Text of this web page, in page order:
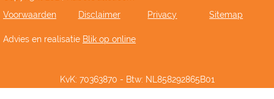
Voorwaarden
Disclaimer Privacy Sitemap
Advies en realisatie Blik op online
KvK: 70363870 - Btw: NL858292865B01